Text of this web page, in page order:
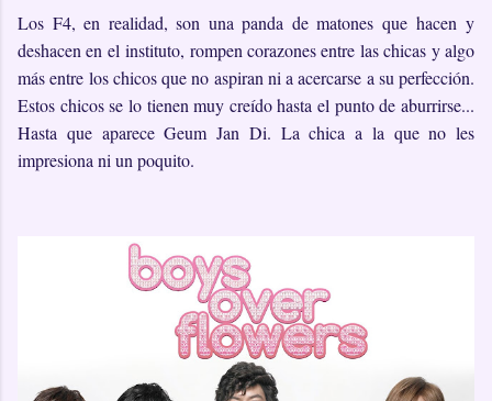
Los F4, en realidad, son una panda de matones que hacen y
deshacen en el instituto, rompen corazones entre las chicas y algo
más entre los chicos que no aspiran ni a acercarse a su perfección.
Estos chicos se lo tienen muy creído hasta el punto de aburrirse...
Hasta que aparece Geum Jan Di. La chica a la que no les
impresiona ni un poquito.